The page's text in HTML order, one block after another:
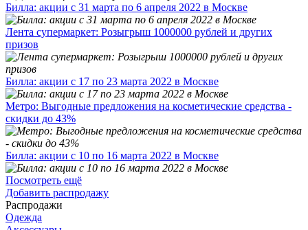
Билла: акции с 31 марта по 6 апреля 2022 в Москве
Лента супермаркет: Розыгрыш 1000000 рублей и других
призов
Билла: акции с 17 по 23 марта 2022 в Москве
Метро: Выгодные предложения на косметические средства -
скидки до 43%
Билла: акции с 10 по 16 марта 2022 в Москве
Посмотреть ещё
Добавить распродажу
Распродажи
Одежда